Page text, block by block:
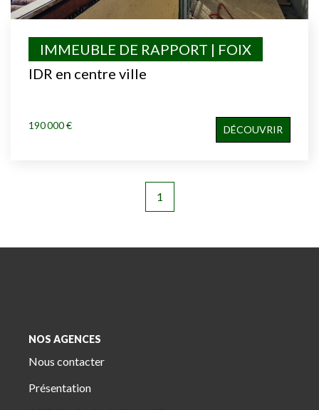
IDR en centre ville
IMMEUBLE DE RAPPORT | FOIX
190 000 € DÉCOUVRIR
1
NOS AGENCES
Nous contacter
Présentation